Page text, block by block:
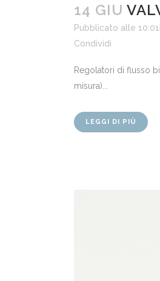
14 GIU
Pubblicato alle
Condividi
Regolatori di flusso
misura)...
LEGGI DI PIÙ